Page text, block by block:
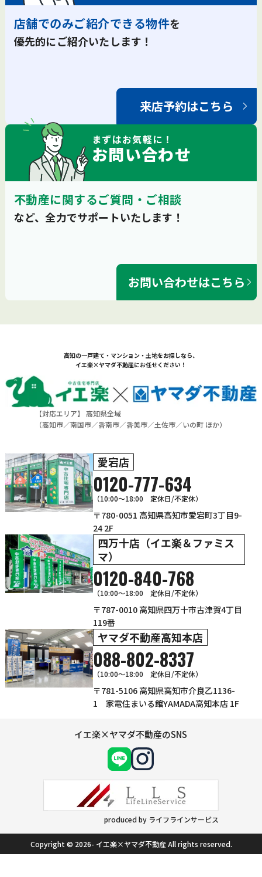
店舗でのみご紹介できる物件を
優先的にご紹介いたします！
来店予約はこちら
まずはお気軽に！
お問い合わせ
不動産に関するご質問・ご相談
など、全力でサポートいたします！
お問い合わせはこちら
高知の一戸建て・マンション・土地をお探しなら、
イエ楽×ヤマダ不動産にお任せください！
【対応エリア】 高知県全域
（高知市／南国市／香南市／香美市／土佐市／いの町 ほか）
愛宕店
0120-777-634
（10:00～18:00 定休日/不定休）
〒780-0051 高知県高知市愛宕町3丁目9-
24 2F
四万十店（イエ楽＆ファミス
マ）
0120-840-768
（10:00〜18:00 定休日/不定休）
〒787-0010 高知県四万十市古津賀4丁目
119番
ヤマダ不動産高知本店
088-802-8337
（10:00～18:00 定休日/不定休）
〒781-5106 高知県高知市介良乙1136-
1 家電住まいる館YAMADA高知本店 1F
イエ楽×ヤマダ不動産のSNS
produced by ライフラインサービス
Copyright © 2026- イエ楽×ヤマダ不動産 All rights reserved.